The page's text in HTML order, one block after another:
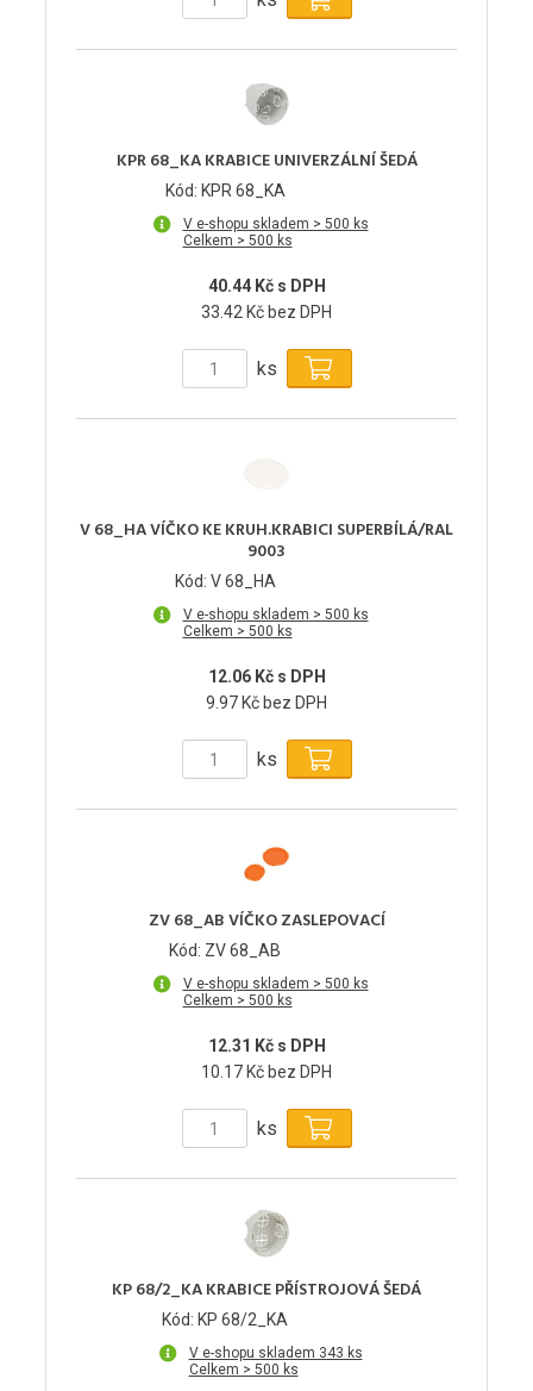
KPR 68_KA KRABICE UNIVERZÁLNÍ ŠEDÁ
Kód: KPR 68_KA
V e-shopu skladem > 500 ks
Celkem > 500 ks
40.44 Kč s DPH
33.42 Kč bez DPH
ks
V 68_HA VÍČKO KE KRUH.KRABICI SUPERBÍLÁ/RAL
9003
Kód: V 68_HA
V e-shopu skladem > 500 ks
Celkem > 500 ks
12.06 Kč s DPH
9.97 Kč bez DPH
ks
ZV 68_AB VÍČKO ZASLEPOVACÍ
Kód: ZV 68_AB
V e-shopu skladem > 500 ks
Celkem > 500 ks
12.31 Kč s DPH
10.17 Kč bez DPH
ks
KP 68/2_KA KRABICE PŘÍSTROJOVÁ ŠEDÁ
Kód: KP 68/2_KA
V e-shopu skladem 343 ks
Celkem > 500 ks